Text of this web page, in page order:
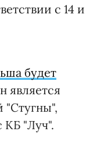
с 14 и
будет
является
КБ "Луч".